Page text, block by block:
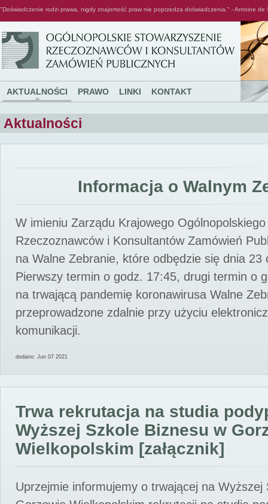
"Doświadczenie rodzi prawa, nigdy znajomość praw nie poprzedza doświadczenia." - Antoine de
AKTUALNOŚCI PRAWO LINKI KONTAKT
Aktualności
Informacja o Walnym
W imieniu Zarządu Krajowego
Rzeczoznawców i Konsultantów Zamówień
na Walne Zebranie, które odbędzie się dnia 23
Pierwszy termin o godz. 17:45, drugi termin o
na trwającą pandemię koronawirusa Walne
przeprowadzone zdalnie przy użyciu
komunikacji.
dodano: Jun 07 2021
Trwa rekrutacja na studia
Wyższej Szkole Biznesu w
Wielkopolskim [załącznik]
Uprzejmie informujemy o trwającej na Wyższej